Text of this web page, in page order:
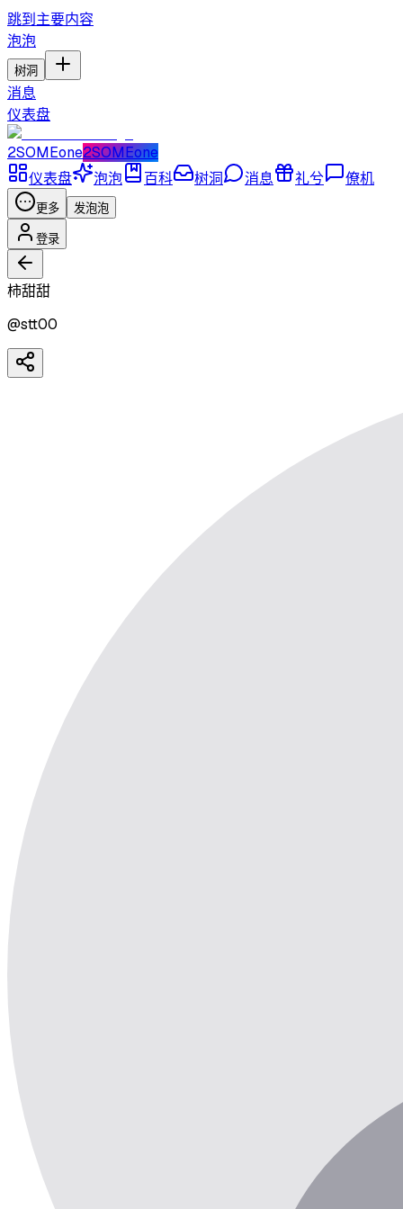
跳到主要内容
泡泡
树洞
消息
仪表盘
2SOMEone2SOMEone
仪表盘
泡泡 百科 树洞 消息 礼兮 僚机
更多 发泡泡
登录
柿甜甜
@stt00